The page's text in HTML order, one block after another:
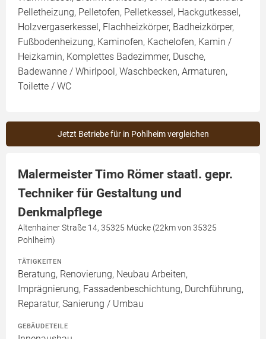
Pelletheizung, Pelletofen, Pelletkessel, Hackgutkessel,
Holzvergaserkessel, Flachheizkörper, Badheizkörper,
Fußbodenheizung, Kaminofen, Kachelofen, Kamin /
Heizkamin, Komplettes Badezimmer, Dusche,
Badewanne / Whirlpool, Waschbecken, Armaturen,
Toilette / WC
Jetzt Betriebe für in Pohlheim vergleichen
Malermeister Timo Römer staatl. gepr.
Techniker für Gestaltung und
Denkmalpflege
Altenhainer Straße 14, 35325 Mücke (22km von 35325
Pohlheim)
TÄTIGKEITEN
Beratung, Renovierung, Neubau Arbeiten,
Imprägnierung, Fassadenbeschichtung, Durchführung,
Reparatur, Sanierung / Umbau
GEBÄUDETEILE